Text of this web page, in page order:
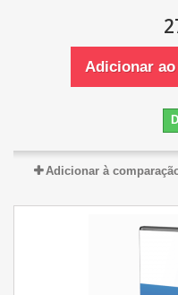
Adicionar
Adicionar à